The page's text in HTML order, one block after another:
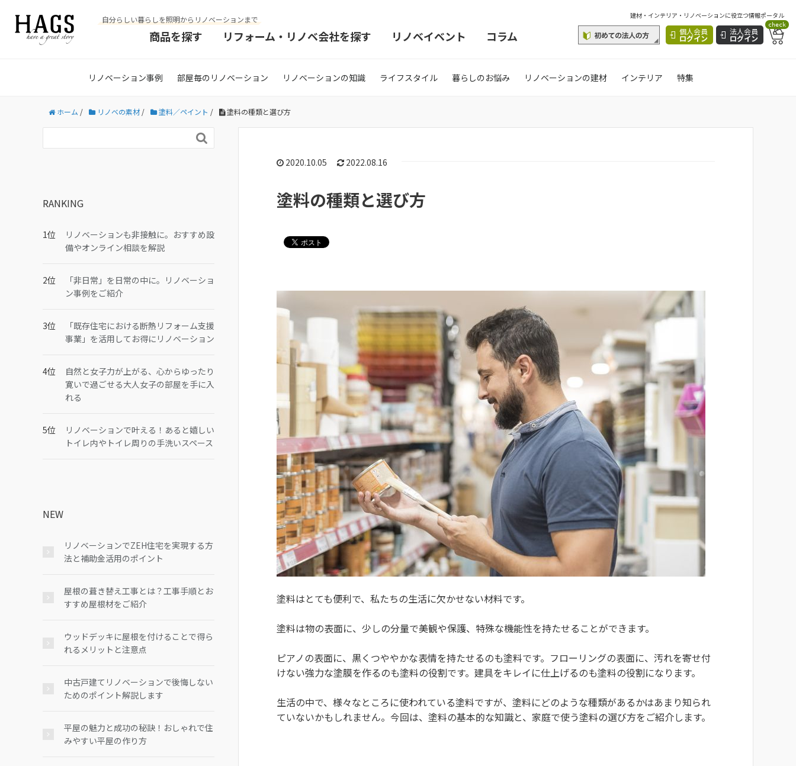
自分らしい暮らしを照明からリノベーションまで
商品を探す リフォーム・リノベ会社を探す リノベイベント コラム
建材・インテリア・リノベーションに役立つ情報ポータル
個人会員
ログイン
法人会員
ログイン
check
リノベーション事例 部屋毎のリノベーション リノベーションの知識 ライフスタイル 暮らしのお悩み リノベーションの建材 インテリア 特集
ホーム / リノベの素材/ 塗料／ペイント / 塗料の種類と選び方
2020.10.05 2022.08.16
塗料の種類と選び方
塗料はとても便利で、私たちの生活に欠かせない材料です。
塗料は物の表面に、少しの分量で美観や保護、特殊な機能性を持たせることができます。
ピアノの表面に、黒くつややかな表情を持たせるのも塗料です。フローリングの表面に、汚れを寄せ付
けない強力な塗膜を作るのも塗料の役割です。建具をキレイに仕上げるのも塗料の役割になります。
生活の中で、様々なところに使われている塗料ですが、塗料にどのような種類があるかはあまり知られ
ていないかもしれません。今回は、塗料の基本的な知識と、家庭で使う塗料の選び方をご紹介します。

RANKING
リノベーションも非接触に。おすすめ設
備やオンライン相談を解説
「非日常」を日常の中に。リノベーショ
ン事例をご紹介
「既存住宅における断熱リフォーム支援
事業」を活用してお得にリノベーション
自然と女子力が上がる、心からゆったり
寛いで過ごせる大人女子の部屋を手に入
れる
リノベーションで叶える！あると嬉しい
トイレ内やトイレ周りの手洗いスペース
NEW
リノベーションでZEH住宅を実現する方
法と補助金活用のポイント
屋根の葺き替え工事とは？工事手順とお
すすめ屋根材をご紹介
ウッドデッキに屋根を付けることで得ら
れるメリットと注意点
中古戸建てリノベーションで後悔しない
ためのポイント解説します
平屋の魅力と成功の秘訣！おしゃれで住
みやすい平屋の作り方